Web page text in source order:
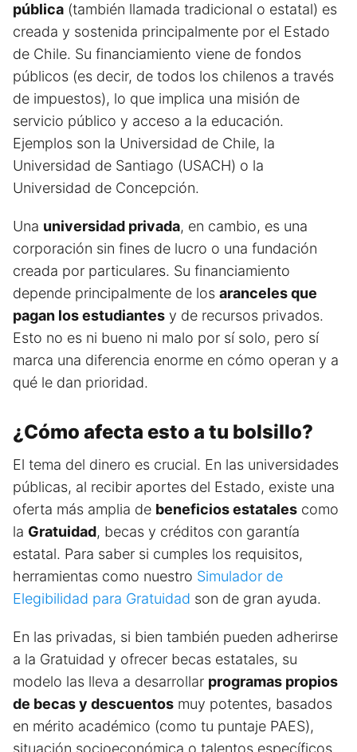
pública (también llamada tradicional o estatal) es
creada y sostenida principalmente por el Estado
de Chile. Su financiamiento viene de fondos
públicos (es decir, de todos los chilenos a través
de impuestos), lo que implica una misión de
servicio público y acceso a la educación.
Ejemplos son la Universidad de Chile, la
Universidad de Santiago (USACH) o la
Universidad de Concepción.
Una universidad privada, en cambio, es una
corporación sin fines de lucro o una fundación
creada por particulares. Su financiamiento
depende principalmente de los aranceles que
pagan los estudiantes y de recursos privados.
Esto no es ni bueno ni malo por sí solo, pero sí
marca una diferencia enorme en cómo operan y a
qué le dan prioridad.
¿Cómo afecta esto a tu bolsillo?
El tema del dinero es crucial. En las universidades
públicas, al recibir aportes del Estado, existe una
oferta más amplia de beneficios estatales como
la Gratuidad, becas y créditos con garantía
estatal. Para saber si cumples los requisitos,
herramientas como nuestro Simulador de
Elegibilidad para Gratuidad son de gran ayuda.
En las privadas, si bien también pueden adherirse
a la Gratuidad y ofrecer becas estatales, su
modelo las lleva a desarrollar programas propios
de becas y descuentos muy potentes, basados
en mérito académico (como tu puntaje PAES),
situación socioeconómica o talentos específicos.